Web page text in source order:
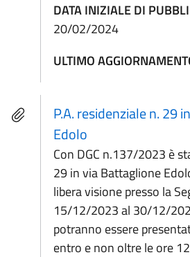
DATA INIZIALE DI
20/02/2024
ULTIMO
P.A. residenziale n. 29
Edolo
Con DGC n.137/2023 è
29 in via Battaglione
libera visione presso la
15/12/2023 al 30/12/
potranno essere
entro e non oltre le ore